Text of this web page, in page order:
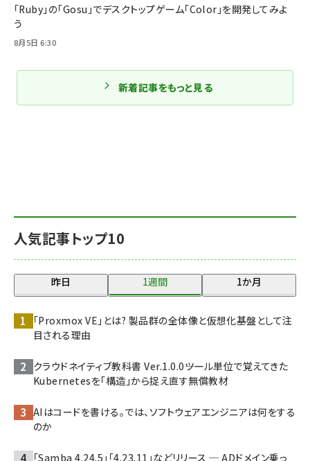
人気記事トップ10
昨日 1週間 1か月
「Proxmox VE」とは? 製品群の全体像と仮想化基盤として注
目される理由
クラウドネイティブ教科書 Ver.1.0.0――ツール単位で覚えてきた
Kubernetesを「構造」から捉え直す無償教材
AIはコードを書ける。では、ソフトウェアエンジニアは何をする
のか
「Samba 4.24.5」「4.23.11」などリリース ─ ADドメイン乗っ
「Ruby」の「Gosu」でデスクトップゲーム「Color」を開発してみよ
う
8月5日 6:30
新着記事をもっと見る